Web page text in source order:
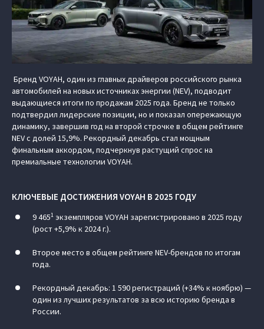
Бренд VOYAH, один из главных драйверов российского рынка
автомобилей на новых источниках энергии (NEV), подводит
выдающиеся итоги по продажам 2025 года. Бренд не только
подтвердил лидерские позиции, но и показал опережающую
динамику, завершив год на второй строчке в общем рейтинге
NEV с долей 15,9%. Рекордный декабрь стал мощным
финальным аккордом, подчеркнув растущий спрос на
премиальные технологии VOYAH.
КЛЮЧЕВЫЕ ДОСТИЖЕНИЯ VOYAH В 2025 ГОДУ
9 4651 экземпляров VOYAH зарегистрировано в 2025 году
(рост +5,9% к 2024 г.).
Второе место в общем рейтинге NEV-брендов по итогам
года.
Рекордный декабрь: 1 590 регистраций (+34% к ноябрю) —
один из лучших результатов за всю историю бренда в
России.